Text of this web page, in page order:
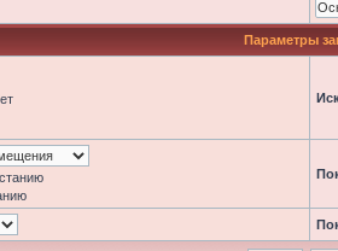
Параметры